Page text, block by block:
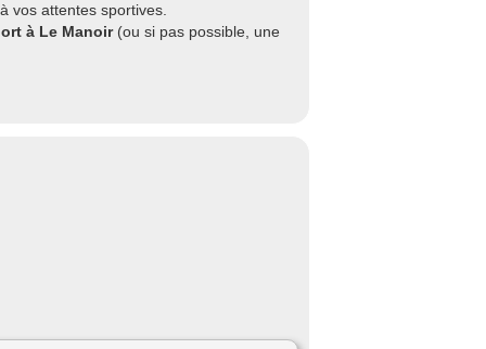
vos attentes sportives.
à Le Manoir(ou si pas possible, une